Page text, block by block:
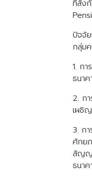
ที่สัง
ปัจจั
กลุ่ม
1. ก
ธนา
2. ก
เผชิ
3. ก
ศักย
สัญญ
ธนา